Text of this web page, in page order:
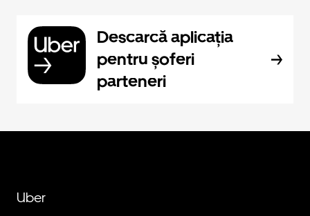
Descarcă aplicația
pentru șoferi
parteneri
Uber